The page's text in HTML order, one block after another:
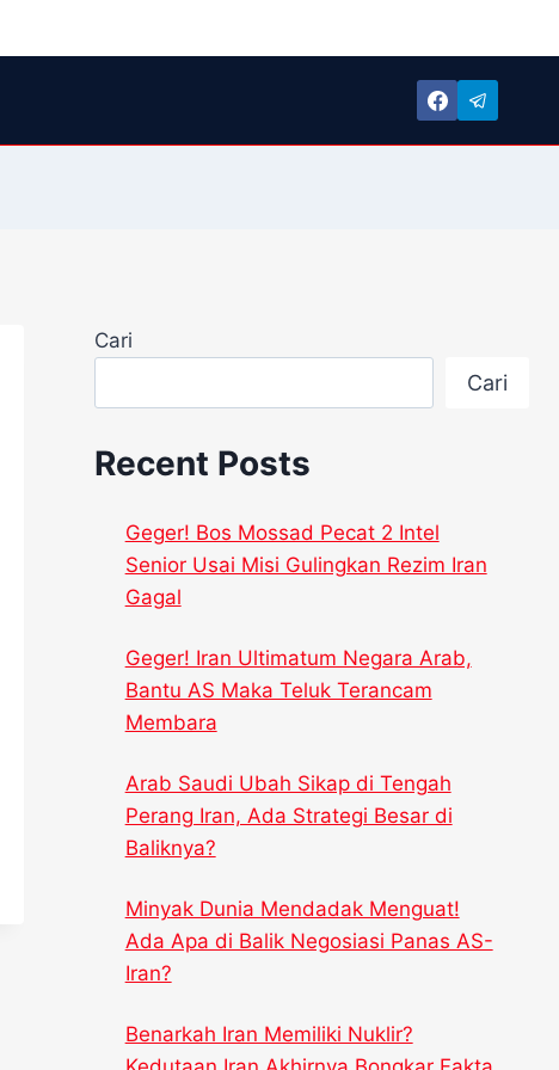
Cari
Cari
Recent Posts
Geger! Bos Mossad Pecat 2 Intel
Senior Usai Misi Gulingkan Rezim Iran
Gagal
Geger! Iran Ultimatum Negara Arab,
Bantu AS Maka Teluk Terancam
Membara
Arab Saudi Ubah Sikap di Tengah
Perang Iran, Ada Strategi Besar di
Baliknya?
Minyak Dunia Mendadak Menguat!
Ada Apa di Balik Negosiasi Panas AS-
Iran?
Benarkah Iran Memiliki Nuklir?